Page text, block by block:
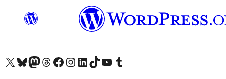
আমাৰ X (আগৰ Twitter) একাউণ্টলৈ যাওকআমাৰ Bluesky একাউণ্টলৈ যাওকআমাৰ Mastodon একাউণ্টলৈ যাওকআমাৰ Threads একাউণ্টলৈ যাওকআমাৰ Facebook পৃষ্ঠালৈ যাওকআমাৰ Instagram একাউণ্টলৈ যাওকআমাৰ LinkedIn একাউণ্টলৈ যাওকআমাৰ TikTok একাউণ্টলৈ যাওকআমাৰ YouTube চেনেললৈ যাওকআমাৰ Tumblr একাউণ্টলৈ যাওক